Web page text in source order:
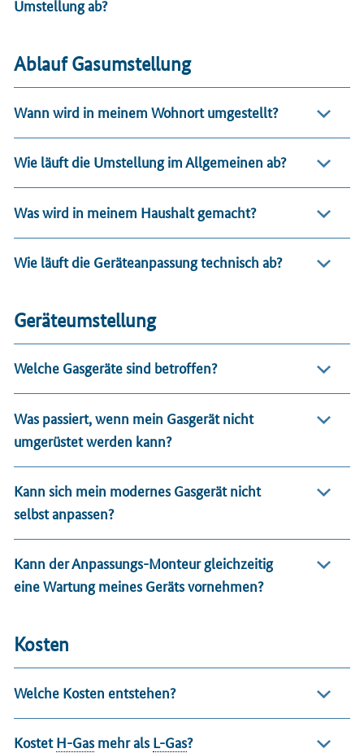
Umstellung ab?
Ablauf Gasumstellung
Wann wird in meinem Wohnort umgestellt?
Wie läuft die Umstellung im Allgemeinen ab?
Was wird in meinem Haushalt gemacht?
Wie läuft die Geräteanpassung technisch ab?
Geräteumstellung
Welche Gasgeräte sind betroffen?
Was passiert, wenn mein Gasgerät nicht
umgerüstet werden kann?
Kann sich mein modernes Gasgerät nicht
selbst anpassen?
Kann der Anpassungs-Monteur gleichzeitig
eine Wartung meines Geräts vornehmen?
Kosten
Welche Kosten entstehen?
KostetH-Gas mehr als L-Gas?